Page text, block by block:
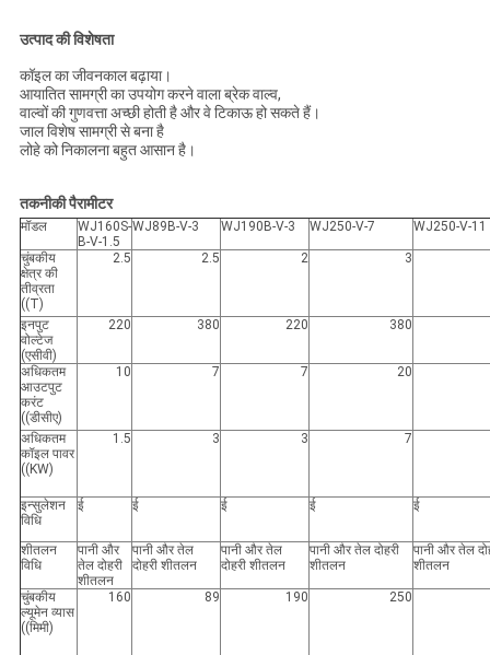
उत्पाद की विशेषता
कॉइल का जीवनकाल बढ़ाया।
आयातित सामग्री का उपयोग करने वाला ब्रेक वाल्व,
वाल्वों की गुणवत्ता अच्छी होती है और वे टिकाऊ हो सकते हैं।
जाल विशेष सामग्री से बना है
लोहे को निकालना बहुत आसान है।
तकनीकी पैरामीटर
मॉडल
WJ160S-
B-V-1.5
WJ89B-V-3 WJ190B-V-3 WJ250-V-7 WJ250-V-11
चुंबकीय
क्षेत्र की
तीव्रता
((T)
2.5 2.5 2 3
इनपुट
वोल्टेज
(एसीवी)
220 380 220 380
अधिकतम
आउटपुट
करंट
((डीसीए)
10 7 7 20
अधिकतम
कॉइल पावर
((KW)
1.5 3 3 7
इन्सुलेशन
विधि
ई ई ई ई ई
शीतलन
विधि
पानी और
तेल दोहरी
शीतलन
पानी और तेल
दोहरी शीतलन
पानी और तेल
दोहरी शीतलन
पानी और तेल दोहरी
शीतलन
पानी और तेल
शीतलन
चुंबकीय
ल्यूमेन व्यास
((मिमी)
160 89 190 250